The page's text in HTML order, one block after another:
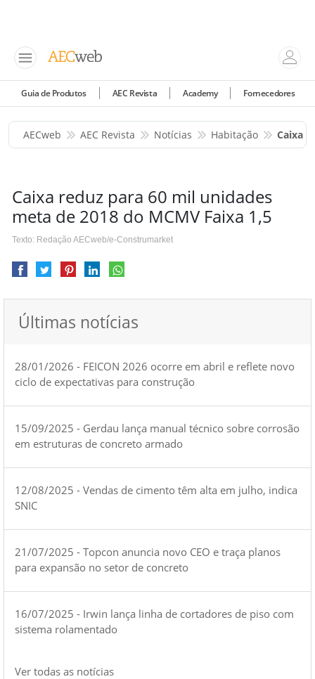
Guia de Produtos AEC Revista Academy Fornecedores
AECweb AEC Revista Notícias Habitação Caixa
Caixa reduz para 60 mil unidades
meta de 2018 do MCMV Faixa 1,5
Texto: Redação AECweb/e-Construmarket
Últimas notícias
28/01/2026 - FEICON 2026 ocorre em abril e reflete novo
ciclo de expectativas para construção
15/09/2025 - Gerdau lança manual técnico sobre corrosão
em estruturas de concreto armado
12/08/2025 - Vendas de cimento têm alta em julho, indica
SNIC
21/07/2025 - Topcon anuncia novo CEO e traça planos
para expansão no setor de concreto
16/07/2025 - Irwin lança linha de cortadores de piso com
sistema rolamentado
Ver todas as notícias